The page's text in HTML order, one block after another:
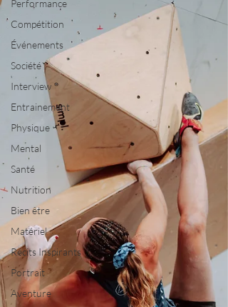
Performance
Compétition
Événements
Société
Interview
Entrainement
Physique
Mental
Santé
Nutrition
Bien être
Matériel
Récits Inspirants
Portrait
Aventure